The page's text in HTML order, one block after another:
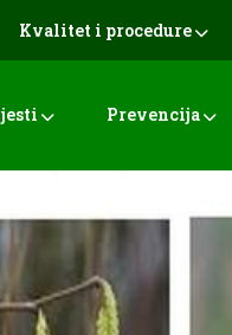
Kvalitet i procedure
Prevencija